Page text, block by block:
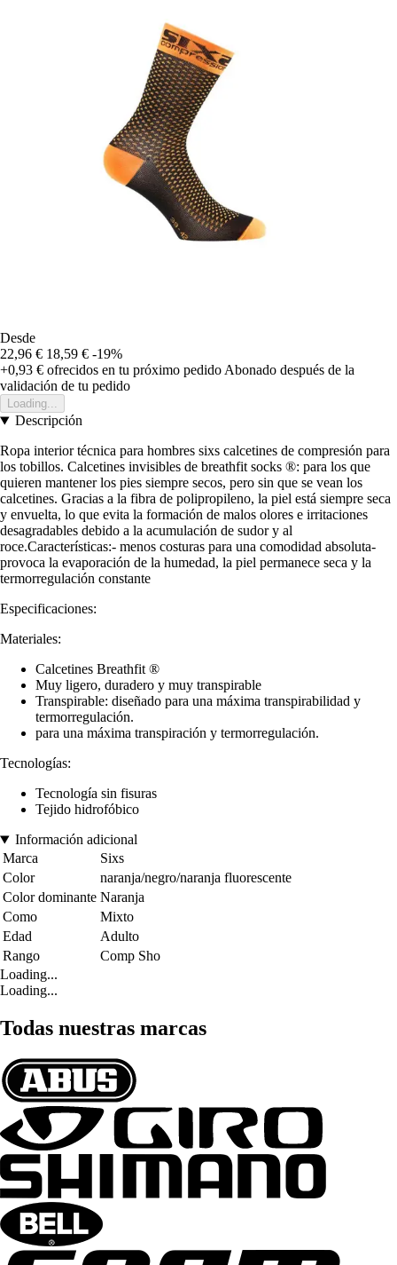
Desde
22,96 € 18,59 € -19%
+0,93 € ofrecidos en tu próximo pedido Abonado después de la
validación de tu pedido
Loading...
Descripción
Ropa interior técnica para hombres sixs calcetines de compresión para
los tobillos. Calcetines invisibles de breathfit socks ®: para los que
quieren mantener los pies siempre secos, pero sin que se vean los
calcetines. Gracias a la fibra de polipropileno, la piel está siempre seca
y envuelta, lo que evita la formación de malos olores e irritaciones
desagradables debido a la acumulación de sudor y al
roce.Características:- menos costuras para una comodidad absoluta-
provoca la evaporación de la humedad, la piel permanece seca y la
termorregulación constante
Especificaciones:
Materiales:
Calcetines Breathfit ®
Muy ligero, duradero y muy transpirable
Transpirable: diseñado para una máxima transpirabilidad y
termorregulación.
para una máxima transpiración y termorregulación.
Tecnologías:
Tecnología sin fisuras
Tejido hidrofóbico
Información adicional
Marca
Sixs
Color
naranja/negro/naranja fluorescente
Color dominante Naranja
Como
Mixto
Edad
Adulto
Rango
Comp Sho
Loading...
Loading...
Todas nuestras marcas